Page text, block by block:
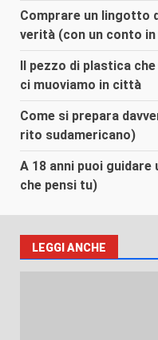
Comprare un lingotto
verità (con un conto
Il pezzo di plastica
ci muoviamo in città
Come si prepara
rito sudamericano)
A 18 anni puoi guidare
che pensi tu)
LEGGI ANCHE